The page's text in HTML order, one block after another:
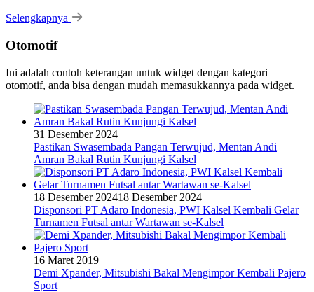
Selengkapnya
Otomotif
Ini adalah contoh keterangan untuk widget dengan kategori
otomotif, anda bisa dengan mudah memasukkannya pada widget.
31 Desember 2024
Pastikan Swasembada Pangan Terwujud, Mentan Andi
Amran Bakal Rutin Kunjungi Kalsel
18 Desember 202418 Desember 2024
Disponsori PT Adaro Indonesia, PWI Kalsel Kembali Gelar
Turnamen Futsal antar Wartawan se-Kalsel
16 Maret 2019
Demi Xpander, Mitsubishi Bakal Mengimpor Kembali Pajero
Sport